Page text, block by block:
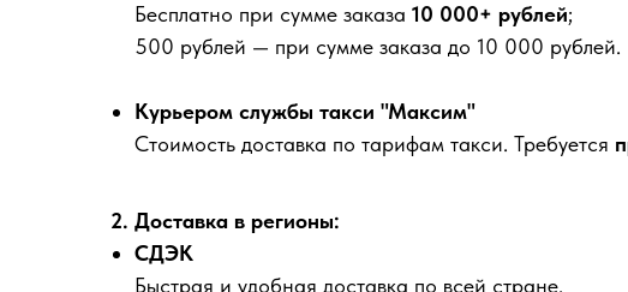
Бесплатно при сумме заказа 10 000+ рублей;
500 рублей — при сумме заказа до 10 000 рублей.
Курьером службы такси "Максим"
Стоимость доставка по тарифам такси. Требуется
2. Доставка в регионы:
СДЭК
Быстрая и удобная доставка по всей стране.